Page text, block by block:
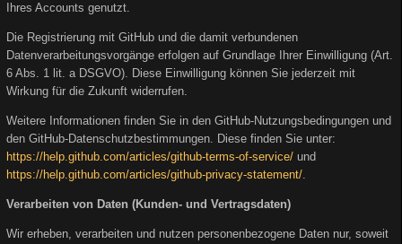
Ihres Accounts genutzt.
Die Registrierung mit GitHub und die damit verbundenen
Datenverarbeitungsvorgänge erfolgen auf Grundlage Ihrer Einwilligung (Art.
6 Abs. 1 lit. a DSGVO). Diese Einwilligung können Sie jederzeit mit
Wirkung für die Zukunft widerrufen.
Weitere Informationen finden Sie in den GitHub-Nutzungsbedingungen und
den GitHub-Datenschutzbestimmungen. Diese finden Sie unter:
https://help.github.com/articles/github-terms-of-service/ und
https://help.github.com/articles/github-privacy-statement/.
Verarbeiten von Daten (Kunden- und Vertragsdaten)
Wir erheben, verarbeiten und nutzen personenbezogene Daten nur, soweit